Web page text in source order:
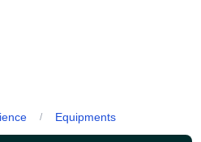
/ Equipments